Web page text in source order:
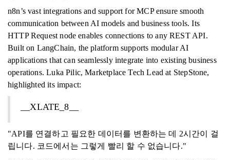
n8n’s vast integrations and support for MCP ensure smooth
communication between AI models and business tools. Its
HTTP Request node enables connections to any REST API.
Built on LangChain, the platform supports modular AI
applications that can seamlessly integrate into existing business
operations. Luka Pilic, Marketplace Tech Lead at StepStone,
highlighted its impact:
__XLATE_8__
"API를 연결하고 필요한 데이터를 변환하는 데 2시간이 걸
립니다. 코드에서는 그렇게 빨리 할 수 ​​없습니다."